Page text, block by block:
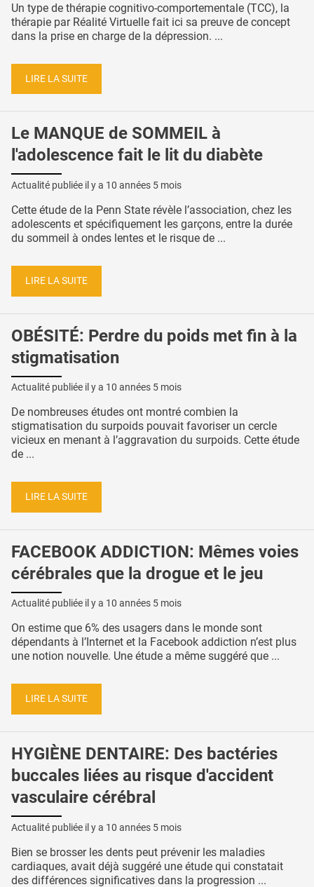
Un type de thérapie cognitivo-comportementale (TCC), la
thérapie par Réalité Virtuelle fait ici sa preuve de concept
dans la prise en charge de la dépression. ...
LIRE LA SUITE
Le MANQUE de SOMMEIL à
l'adolescence fait le lit du diabète
Actualité publiée il y a 10 années 5 mois
Cette étude de la Penn State révèle l’association, chez les
adolescents et spécifiquement les garçons, entre la durée
du sommeil à ondes lentes et le risque de ...
LIRE LA SUITE
OBÉSITÉ: Perdre du poids met fin à la
stigmatisation
Actualité publiée il y a 10 années 5 mois
De nombreuses études ont montré combien la
stigmatisation du surpoids pouvait favoriser un cercle
vicieux en menant à l’aggravation du surpoids. Cette étude
de ...
LIRE LA SUITE
FACEBOOK ADDICTION: Mêmes voies
cérébrales que la drogue et le jeu
Actualité publiée il y a 10 années 5 mois
On estime que 6% des usagers dans le monde sont
dépendants à l’Internet et la Facebook addiction n’est plus
une notion nouvelle. Une étude a même suggéré que ...
LIRE LA SUITE
HYGIÈNE DENTAIRE: Des bactéries
buccales liées au risque d'accident
vasculaire cérébral
Actualité publiée il y a 10 années 5 mois
Bien se brosser les dents peut prévenir les maladies
cardiaques, avait déjà suggéré une étude qui constatait
des différences significatives dans la progression ...